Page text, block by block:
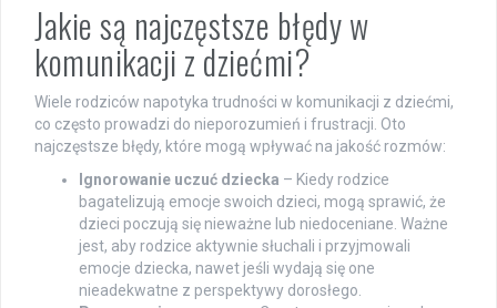
Jakie są najczęstsze błędy w
komunikacji z dziećmi?
Wiele rodziców napotyka trudności w komunikacji z dziećmi,
co często prowadzi do nieporozumień i frustracji. Oto
najczęstsze błędy, które mogą wpływać na jakość rozmów:
Ignorowanie uczuć dziecka – Kiedy rodzice
bagatelizują emocje swoich dzieci, mogą sprawić, że
dzieci poczują się nieważne lub niedoceniane. Ważne
jest, aby rodzice aktywnie słuchali i przyjmowali
emocje dziecka, nawet jeśli wydają się one
nieadekwatne z perspektywy dorosłego.